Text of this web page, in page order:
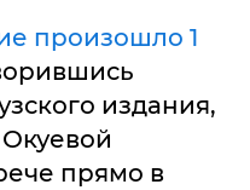
произошло 1
издания,
прямо в